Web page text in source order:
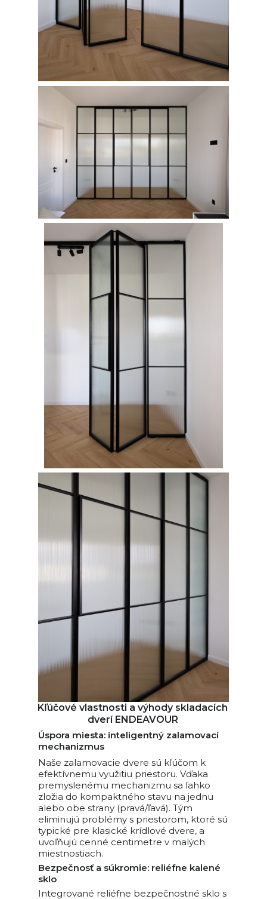
Integrované reliéfne bezpečnostné sklo s
Bezpečnosť a súkromie: reliéfne kalené
sklo
Naše zalamovacie dvere sú kľúčom k
efektívnemu využitiu priestoru. Vďaka
premyslenému mechanizmu sa ľahko
zložia do kompaktného stavu na jednu
alebo obe strany (pravá/ľavá). Tým
eliminujú problémy s priestorom, ktoré sú
typické pre klasické krídlové dvere, a
uvoľňujú cenné centimetre v malých
miestnostiach.
Úspora miesta: inteligentný zalamovací
mechanizmus
Kľúčové vlastnosti a výhody skladacích
dverí ENDEAVOUR